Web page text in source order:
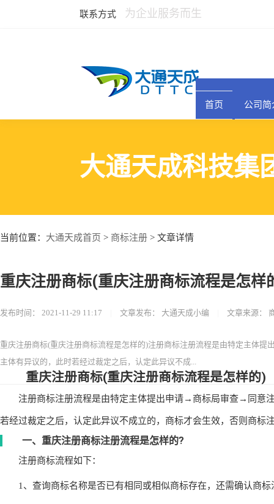
联系方式 为企业服务而生
首页 公司简
大通天成科技集
当前位置： 大通天成首页 > 商标注册 > 文章详情
重庆注册商标(重庆注册商标流程是怎样
发布时间： 2021-11-29 11:17 文章发布： 大通天成小编 文章来源：
重庆注册商标(重庆注册商标流程是怎样的)注册商标注册流程是由特定主体
主体有异议的，此时若经过裁定之后，认定此异议不成...
重庆注册商标(重庆注册商标流程是怎样的)
注册商标注册流程是由特定主体提出申请→商标局审查→同意注
若经过裁定之后，认定此异议不成立的，商标才会生效，否则商标
一、重庆注册商标注册流程是怎样的?
注册商标流程如下：
1、查询商标名称是否已有相同或相似商标存在，还需确认商标